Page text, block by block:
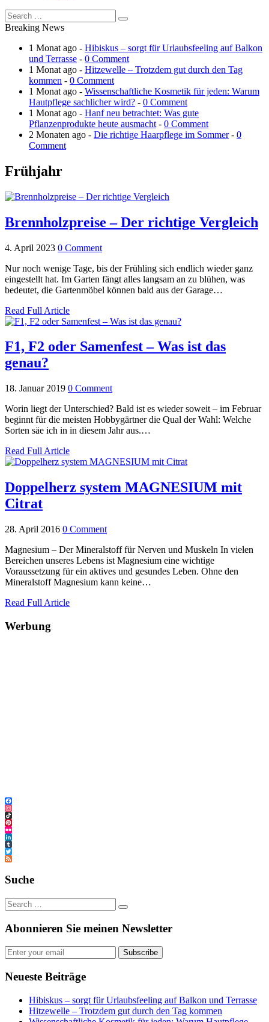
Breaking News
1 Monat ago - Hibiskus – sorgt für Urlaubsfeeling auf Balkon
und Terrasse - 0 Comment
1 Monat ago - Hitzewelle – Trotzdem gut durch den Tag
kommen - 0 Comment
1 Monat ago - Wissenschaftliche Kosmetik für jeden: Warum
Hautpflege sachlicher wird? - 0 Comment
1 Monat ago - Hanf neu betrachtet: Was gute
Pflanzenprodukte heute ausmacht - 0 Comment
2 Monaten ago - Die richtige Haarpflege im Sommer- 0
Comment
Frühjahr
Brennholzpreise – Der richtige Vergleich
4. April 2023 0 Comment
Nur noch wenige Tage, bis der Frühling sich endlich wieder ganz
eingestellt hat. Im Garten fängt alles langsam an zu blühen, was
bedeutet, die Gartenmöbel können bald aus der Garage…
Read Full Article
F1, F2 oder Samenfest – Was ist das
genau?
18. Januar 2019 0 Comment
Worin liegt der Unterschied? Bald ist es wieder soweit – im Februar
beginnt für die meisten Hobbygärtner die Qual der Wahl: Welche
Sorten säe ich in in diesem Jahr aus.…
Read Full Article
Doppelherz system MAGNESIUM mit
Citrat
28. April 2016 0 Comment
Magnesium – Der Mineralstoff für Nerven und Muskeln In vielen
Bereichen unseres Lebens ist Magnesium eine wichtige
Voraussetzung für ein aktives und gesundes Leben. Ohne den
Mineralstoff Magnesium kann keine…
Read Full Article
Werbung
Facebook
Instagram
TikTok
Pinterest
Flickr
LinkedIn
Tumblr
Twitter
Feed
Suche
Abonnieren Sie meinen Newsletter
Subscribe
Neueste Beiträge
Hibiskus – sorgt für Urlaubsfeeling auf Balkon und Terrasse
Hitzewelle – Trotzdem gut durch den Tag kommen